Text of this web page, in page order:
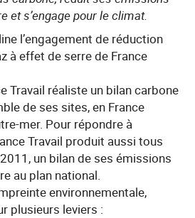
et s’engage pour le climat.
l’engagement de réduction
à effet de serre de France
Travail réaliste un bilan carbone
de ses sites, en France
mer. Pour répondre à
Travail produit aussi tous
un bilan de ses émissions
au plan national.
environnementale,
plusieurs leviers :